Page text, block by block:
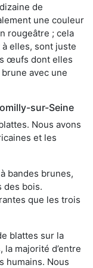
de
une couleur
rougeâtre ; cela
elles, sont juste
œufs dont elles
avec une
sur-Seine
Nous avons
et les
bandes brunes,
des bois.
que les trois
blattes sur la
majorité d’entre
humains. Nous